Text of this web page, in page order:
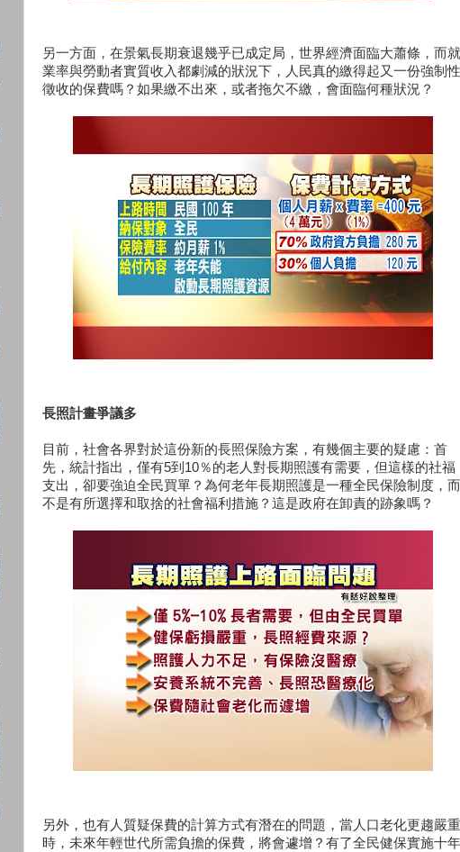
另一方面，在景氣長期衰退幾乎已成定局，世界經濟面臨大蕭條，而就
業率與勞動者實質收入都劇減的狀況下，人民真的繳得起又一份強制性
徵收的保費嗎？如果繳不出來，或者拖欠不繳，會面臨何種狀況？
長照計畫爭議多
目前，社會各界對於這份新的長照保險方案，有幾個主要的疑慮：首
先，統計指出，僅有5到10％的老人對長期照護有需要，但這樣的社福
支出，卻要強迫全民買單？為何老年長期照護是一種全民保險制度，而
不是有所選擇和取捨的社會福利措施？這是政府在卸責的跡象嗎？
另外，也有人質疑保費的計算方式有潛在的問題，當人口老化更趨嚴重
時，未來年輕世代所需負擔的保費，將會遽增？有了全民健保實施十年